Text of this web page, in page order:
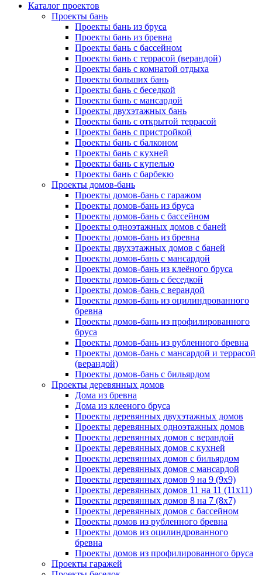
Каталог проектов
Проекты бань
Проекты бань из бруса
Проекты бань из бревна
Проекты бань с бассейном
Проекты бань с террасой (верандой)
Проекты бань с комнатой отдыха
Проекты больших бань
Проекты бань с беседкой
Проекты бань с мансардой
Проекты двухэтажных бань
Проекты бань с открытой террасой
Проекты бань с пристройкой
Проекты бань с балконом
Проекты бань с кухней
Проекты бань с купелью
Проекты бань с барбекю
Проекты домов-бань
Проекты домов-бань с гаражом
Проекты домов-бань из бруса
Проекты домов-бань с бассейном
Проекты одноэтажных домов с баней
Проекты домов-бань из бревна
Проекты двухэтажных домов с баней
Проекты домов-бань с мансардой
Проекты домов-бань из клеёного бруса
Проекты домов-бань с беседкой
Проекты домов-бань с верандой
Проекты домов-бань из оцилиндрованного
бревна
Проекты домов-бань из профилированного
бруса
Проекты домов-бань из рубленного бревна
Проекты домов-бань с мансардой и террасой
(верандой)
Проекты домов-бань с бильярдом
Проекты деревянных домов
Дома из бревна
Дома из клееного бруса
Проекты деревянных двухэтажных домов
Проекты деревянных одноэтажных домов
Проекты деревянных домов с верандой
Проекты деревянных домов с кухней
Проекты деревянных домов с бильярдом
Проекты деревянных домов с мансардой
Проекты деревянных домов 9 на 9 (9x9)
Проекты деревянных домов 11 на 11 (11x11)
Проекты деревянных домов 8 на 7 (8x7)
Проекты деревянных домов с бассейном
Проекты домов из рубленного бревна
Проекты домов из оцилиндрованного
бревна
Проекты домов из профилированного бруса
Проекты гаражей